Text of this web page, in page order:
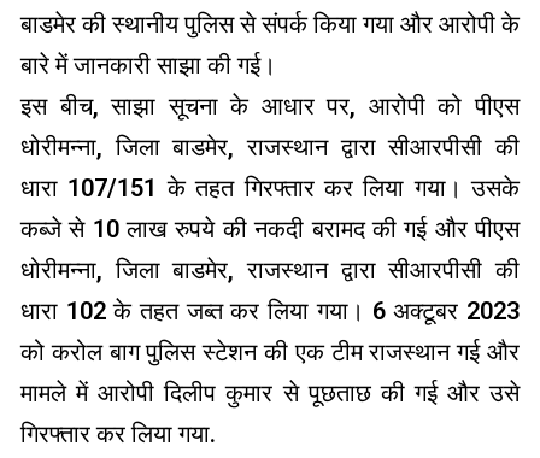
बाडमेर की स्थानीय पुलिस से संपर्क किया गया और आरोपी के
बारे में जानकारी साझा की गई।
इस बीच, साझा सूचना के आधार पर, आरोपी को पीएस
धोरीमन्ना, जिला बाडमेर, राजस्थान द्वारा सीआरपीसी की
धारा 107/151 के तहत गिरफ्तार कर लिया गया। उसके
कब्जे से 10 लाख रुपये की नकदी बरामद की गई और पीएस
धोरीमन्ना, जिला बाडमेर, राजस्थान द्वारा सीआरपीसी की
धारा 102 के तहत जब्त कर लिया गया। 6 अक्टूबर 2023
को करोल बाग पुलिस स्टेशन की एक टीम राजस्थान गई और
मामले में आरोपी दिलीप कुमार से पूछताछ की गई और उसे
गिरफ्तार कर लिया गया.